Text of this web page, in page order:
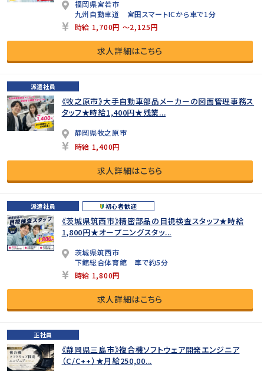
福岡県宮若市
九州自動車道 宮田スマートICから車で1分
時給 1,700円 ～2,125円
求人詳細はこちら
派遣社員
《牧之原市》大手自動車部品メーカーの図面管理事務ス
タッフ★時給1,400円★残業...
静岡県牧之原市
時給 1,400円
求人詳細はこちら
派遣社員 初心者歓迎
《茨城県筑西市》精密部品の目視検査スタッフ★時給
1,800円★オープニングスタッ...
茨城県筑西市
下館総合体育館 車で約5分
時給 1,800円
求人詳細はこちら
正社員
《静岡県三島市》複合機ソフトウェア開発エンジニア
（C/C++）★月給250,00...